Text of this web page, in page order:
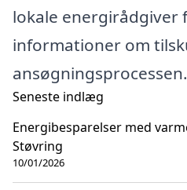
lokale energirådgiver
informationer om
ansøgningsprocessen.
Seneste indlæg
Energibesparelser med
Støvring
10/01/2026